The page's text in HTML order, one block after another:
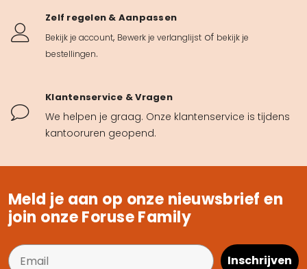
Zelf regelen & Aanpassen
Bekijk je account, Bewerk je verlanglijst of bekijk je
bestellingen.
Klantenservice & Vragen
We helpen je graag. Onze klantenservice is tijdens
kantooruren geopend.
Meld je aan op onze nieuwsbrief en
join onze Foruse Family
Inschrijven